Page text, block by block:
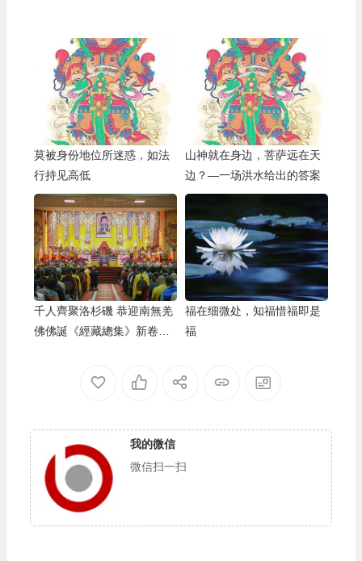
莫被身份地位所迷惑，如法
行持见高低
山神就在身边，菩萨远在天
边？—一场洪水给出的答案
千人齊聚洛杉磯 恭迎南無羌
佛佛誕《經藏總集》新卷出
福在细微处，知福惜福即是
福
我的微信
微信扫一扫